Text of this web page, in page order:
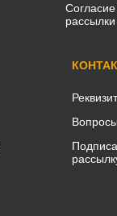
рассылки